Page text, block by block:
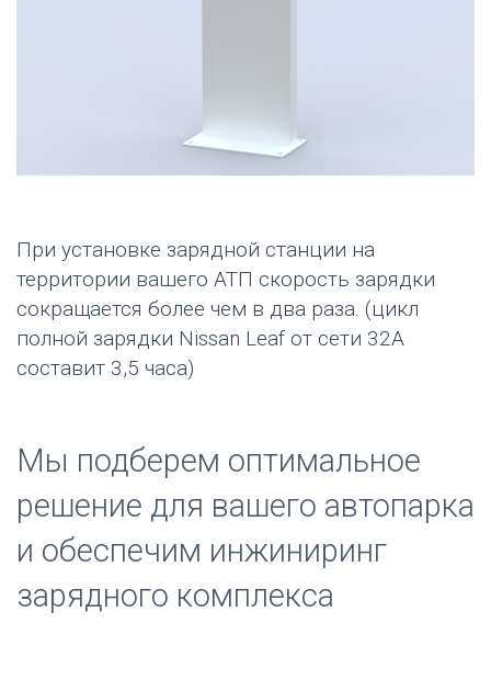
При установке зарядной станции на
территории вашего АТП скорость зарядки
сокращается более чем в два раза. (цикл
полной зарядки Nissan Leaf от сети 32А
составит 3,5 часа)
Мы подберем оптимальное
решение для вашего автопарка
и обеспечим инжиниринг
зарядного комплекса